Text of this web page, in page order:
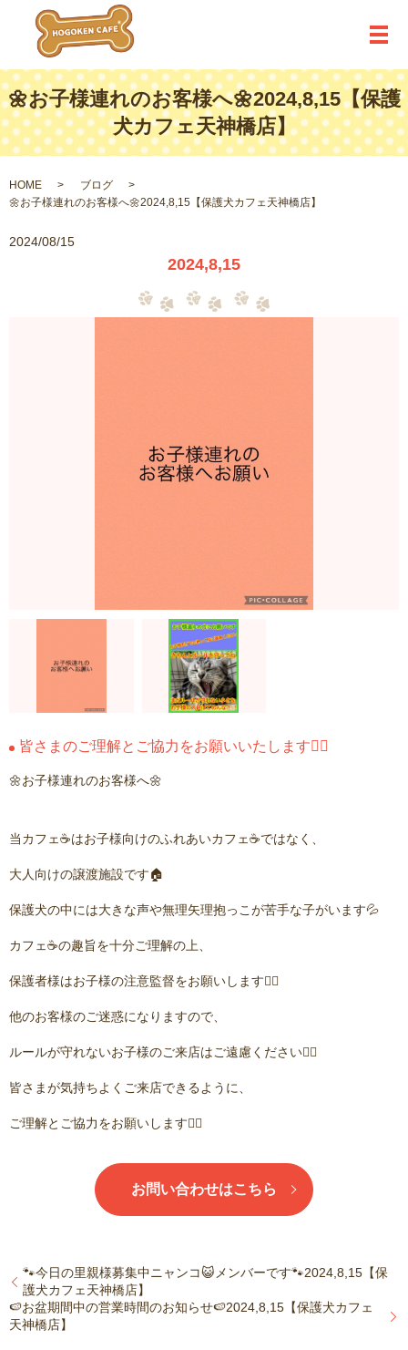
メ
🌼お子様連れのお客様へ🌼2024,8,15【保護
犬カフェ天神橋店】
HOME
ブログ
🌼お子様連れのお客様へ🌼2024,8,15【保護犬カフェ天神橋店】
2024/08/15
2024,8,15
皆さまのご理解とご協力をお願いいたします🙇‍♂️
🌼お子様連れのお客様へ🌼
当カフェ☕️はお子様向けのふれあいカフェ☕️ではなく、
大人向けの譲渡施設です🏠
保護犬の中には大きな声や無理矢理抱っこが苦手な子がいます💦
カフェ☕️の趣旨を十分ご理解の上、
保護者様はお子様の注意監督をお願いします🙇‍♂️
他のお客様のご迷惑になりますので、
ルールが守れないお子様のご来店はご遠慮ください🙇‍♂️
皆さまが気持ちよくご来店できるように、
ご理解とご協力をお願いします🙇‍♂️
お問い合わせはこちら
🐾今日の里親様募集中ニャンコ😺メンバーです🐾2024,8,15【保
護犬カフェ天神橋店】
🍉お盆期間中の営業時間のお知らせ🍉2024,8,15【保護犬カフェ
天神橋店】